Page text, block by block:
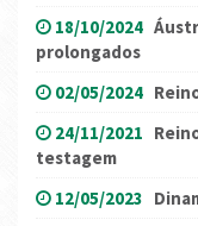
18/10/2024
prolongados
02/05/2024
24/11/2021
testagem
12/05/2023